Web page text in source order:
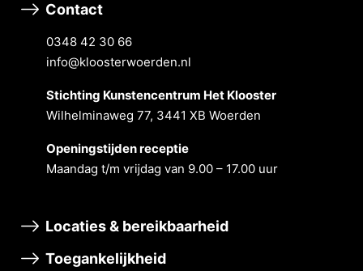
Contact
0348 42 30 66
info@kloosterwoerden.nl
Stichting Kunstencentrum Het Klooster
Wilhelminaweg 77, 3441 XB Woerden
Openingstĳden receptie
Maandag t/m vrĳdag van 9.00 – 17.00 uur
Locaties & bereikbaarheid
Toegankelijkheid